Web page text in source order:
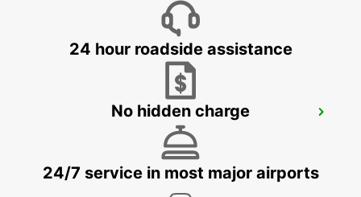
GREIFSWALD - GERMANY
BERNAU BEI BERLIN
BERNAU BEI BERLIN - GERMANY
24 hour roadside assistance
No hidden charge
24/7 service in most major airports